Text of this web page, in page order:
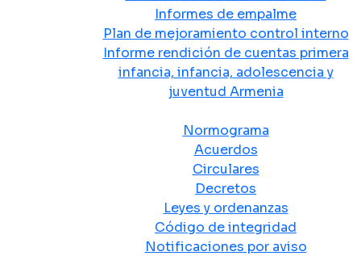
Informes de empalme
Plan de mejoramiento control interno
Informe rendición de cuentas primera
infancia, infancia, adolescencia y
juventud Armenia
Normograma
Acuerdos
Circulares
Decretos
Leyes y ordenanzas
Código de integridad
Notificaciones por aviso